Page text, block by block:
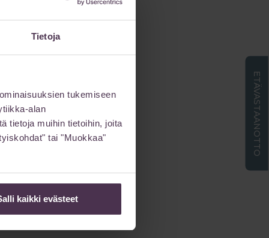
Tietoja
tukemiseen
alan
tietoja muihin tietoihin, joita
tai "Muokkaa"
kaikki evästeet
ETÄVASTAANOTTO